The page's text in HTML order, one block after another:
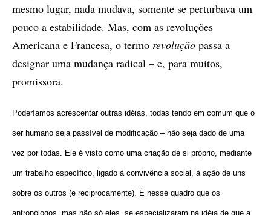
mesmo lugar, nada mudava, somente se perturbava um
pouco a estabilidade. Mas, com as revoluções
Americana e Francesa, o termo revolução passa a
designar uma mudança radical – e, para muitos,
promissora.
Poderíamos acrescentar outras idéias, todas tendo em comum que o
ser humano seja passível de modificação – não seja dado de uma
vez por todas. Ele é visto como uma criação de si próprio, mediante
um trabalho específico, ligado à convivência social, à ação de uns
sobre os outros (e reciprocamente). É nesse quadro que os
antropólogos, mas não só eles, se especializaram na idéia de que a